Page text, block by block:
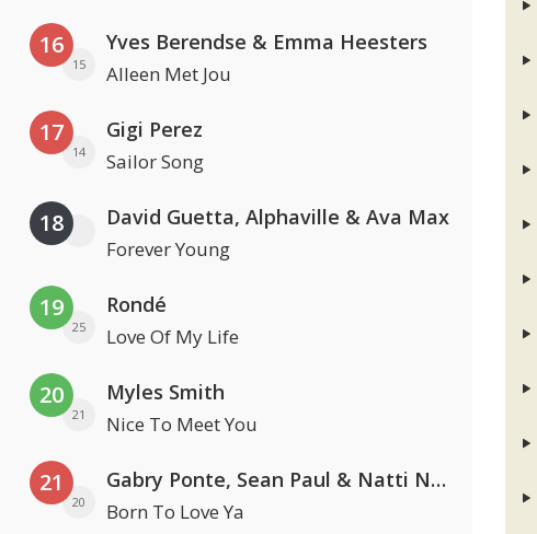
16
15
Yves Berendse & Emma Heesters
Alleen Met Jou
17
14
Gigi Perez
Sailor Song
18 David Guetta, Alphaville & Ava Max
Forever Young
19
25
Rondé
Love Of My Life
20
21
Myles Smith
Nice To Meet You
21
20
Gabry Ponte, Sean Paul & Natti Natasha
Born To Love Ya